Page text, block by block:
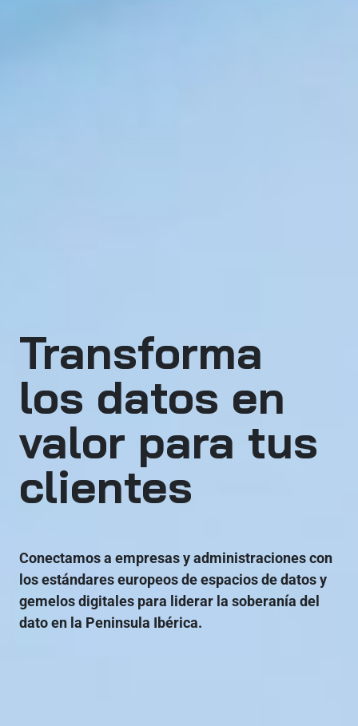
Transforma
los datos en
valor para tus
clientes
Conectamos a empresas y administraciones con
los estándares europeos de espacios de datos y
gemelos digitales para liderar la soberanía del
dato en la Peninsula Ibérica.